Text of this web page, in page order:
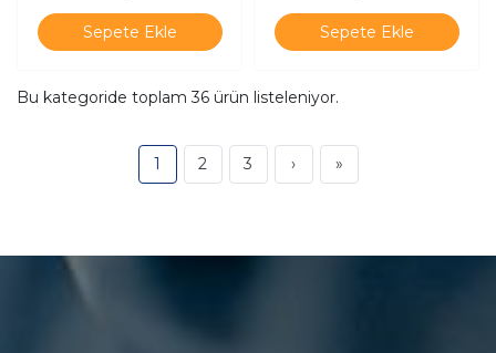
Sepete Ekle Sepete Ekle
Bu kategoride toplam36 ürün listeleniyor.
1 2 3 › »